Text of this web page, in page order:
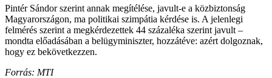
Pintér Sándor szerint annak megítélése, javult-e a közbiztonság
Magyarországon, ma politikai szimpátia kérdése is. A jelenlegi
felmérés szerint a megkérdezettek 44 százaléka szerint javult –
mondta előadásában a belügyminiszter, hozzátéve: azért dolgoznak,
hogy ez bekövetkezzen.
Forrás: MTI